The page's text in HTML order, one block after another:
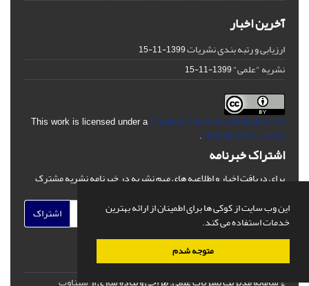
این وب سایت از کوکی ها برای اطمینان از ارائه بهترین
خدمات استفاده می کند.
متوجه شدم
آخرین اخبار
ارزیابی و رتبه بندی نشریات1399-11-15
نشریه "علمی"1399-11-15
This work is licensed under a Creative Commons Attribution 4.0
International License
اشتراک خبرنامه
برای دریافت اخبار و اطلاعیه های مهم نشریه در خبرنامه نشریه مشترک
اشتراک